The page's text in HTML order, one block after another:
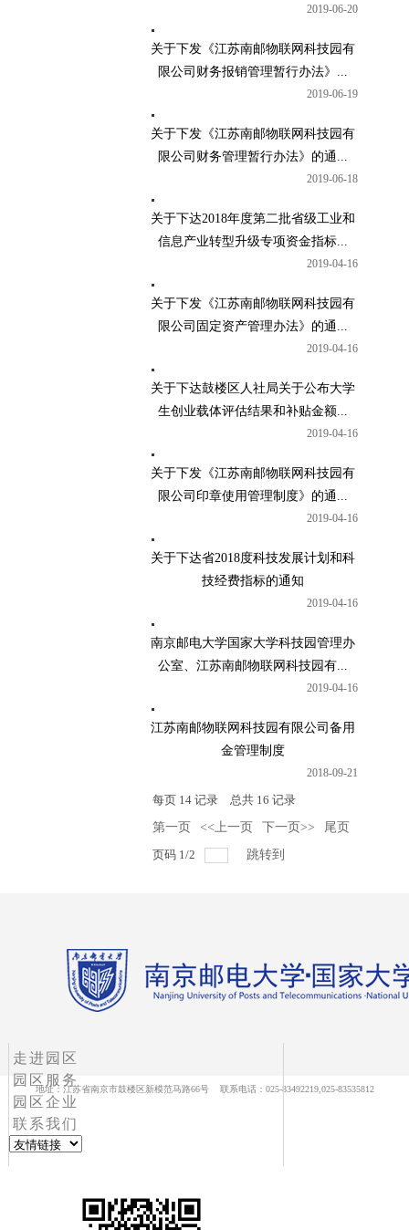
2019-06-20
关于下发《江苏南邮物联网科技园有
限公司财务报销管理暂行办法》...
2019-06-19
关于下发《江苏南邮物联网科技园有
限公司财务管理暂行办法》的通...
2019-06-18
关于下达2018年度第二批省级工业和
信息产业转型升级专项资金指标...
2019-04-16
关于下发《江苏南邮物联网科技园有
限公司固定资产管理办法》的通...
2019-04-16
关于下达鼓楼区人社局关于公布大学
生创业载体评估结果和补贴金额...
2019-04-16
关于下发《江苏南邮物联网科技园有
限公司印章使用管理制度》的通...
2019-04-16
关于下达省2018度科技发展计划和科
技经费指标的通知
2019-04-16
南京邮电大学国家大学科技园管理办
公室、江苏南邮物联网科技园有...
2019-04-16
江苏南邮物联网科技园有限公司备用
金管理制度
2018-09-21
每页 14记录 总共 16 记录
第一页
<<上一页 下一页>>
尾页
页码 1/2 跳转到
走进园区
园区服务
园区企业
联系我们
地址：江苏省南京市鼓楼区新模范马路66号 联系电话：025-83492219,025-83535812